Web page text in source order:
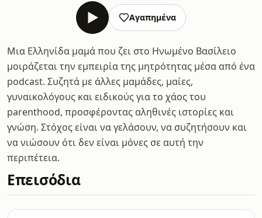
Αγαπημένα
Μια Ελληνίδα μαμά που ζει στο Ηνωμένο Βασίλειο
μοιράζεται την εμπειρία της μητρότητας μέσα από ένα
podcast. Συζητά με άλλες μαμάδες, μαίες,
γυναικολόγους και ειδικούς για το χάος του
parenthood, προσφέροντας αληθινές ιστορίες και
γνώση. Στόχος είναι να γελάσουν, να συζητήσουν και
να νιώσουν ότι δεν είναι μόνες σε αυτή την
περιπέτεια.
Επεισόδια